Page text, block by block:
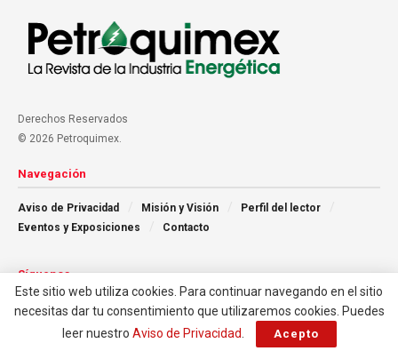
Derechos Reservados
© 2026 Petroquimex.
Navegación
Aviso de Privacidad Misión y Visión
Perfil del lector
Eventos y Exposiciones
Contacto
Síguenos
Este sitio web utiliza cookies. Para continuar navegando en el sitio
necesitas dar tu consentimiento que utilizaremos cookies. Puedes
leer nuestro Aviso de Privacidad Acepto